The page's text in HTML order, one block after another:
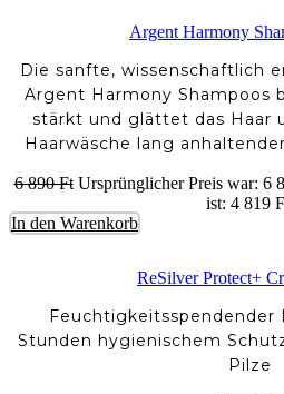
Argent Harmony
Die sanfte, wissenschaftlich
Argent Harmony Shampoos
stärkt und glättet das Haar
Haarwäsche lang
6 890Ft Ursprünglicher Preis war: 6
ist: 4 819
In den Warenkorb
ReSilver Protect+
Stunden hygienischem
Pilze